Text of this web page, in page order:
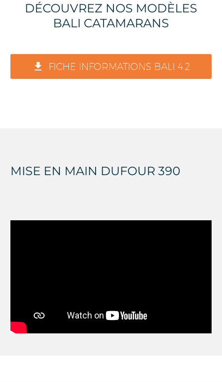
DÉCOUVREZ NOS MODÈLES
BALI CATAMARANS
 FICHE INFORMATIONS BALI 4.2
MISE EN MAIN DUFOUR 390